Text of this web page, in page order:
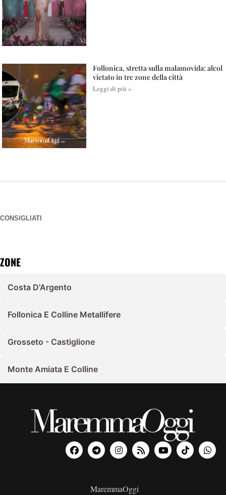
Follonica, stretta sulla malamovida: alcol
vietato in tre zone della città
Leggi di più »
CONSIGLIATI
ZONE
Costa D'Argento
Follonica E Colline Metallifere
Grosseto - Castiglione
Monte Amiata E Colline
MaremmaOggi